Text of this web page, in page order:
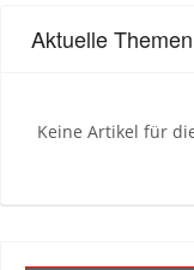
Aktuelle
Keine Artikel für